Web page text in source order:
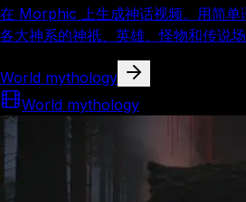
在 Morphic 上生成神话视频。用简单
各大神系的神祇、英雄、怪物和传说场
World mythology
World mythology